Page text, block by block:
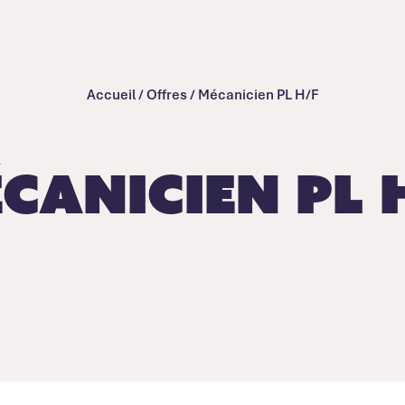
Accueil/Offres/ Mécanicien PL H/F
PL